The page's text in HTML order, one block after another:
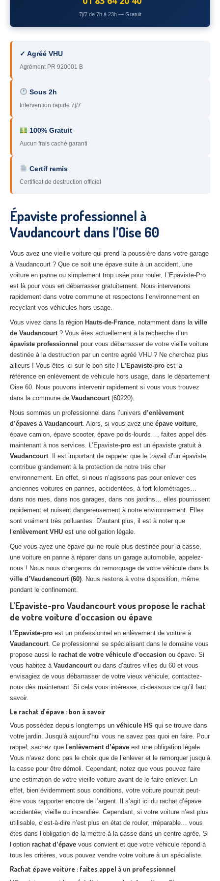
– Yvelines
92– Hauts-de-Seine
93 – Seine-Saint-Denis
94– Val-de-Marne
95 – Val d’Oise
– Essonne
89 – Yonne
51 – Marne
28– Eure-et-Loir
27– Eure
– Aube
02– Aisne
Tousles secteurs
CENTREVHU AGRÉE
Centreagréé VHU Paris 75 : casse auto avec destruction
Centre
agréé VHU 77 : casse auto avec destruction
Centre agréé VHU 78 : casse auto avec destruction
Centreagréé VHU 91 : casse auto avec destruction
Centreagréé VHU 92 : casse auto avec destruction
Centreagréé VHU 93 : casse auto avec destruction
Centreagréé VHU 94 : casse auto avec destruction
Centreagréé VHU 95 : casse auto avec destruction
DOCUMENTSÀ JOINDRE
RACHATVÉHICULES
CONTACT
01 83 64 20 40
7j/7 de 7h à 23h — Gratuit
✓ Agréé VHU
Agrément PR 920001 B
Sous 2h
Intervention rapide 7j/7
100% Gratuit
Aucun frais caché garanti
Certif remis
Certificat de destruction officiel
Épaviste professionnel à
Vaudancourt dans l’Oise 60
Vous avez une vieille voiture qui prend la poussière dans votre garage
à Vaudancourt ? Que ce soit une épave suite à un accident, une
voiture en panne ou simplement trop usée pour rouler, L’Epaviste-Pro
est là pour vous en débarrasser gratuitement. Nous intervenons
rapidement dans votre commune et respectons l’environnement en
recyclant vos véhicules hors usage.
Vous vivez dans la région Hauts-de-France, notamment dans la ville
de Vaudancourt? Vous êtes actuellement à la recherche d’un
épaviste professionnel pour vous débarrasser de votre vieille voiture
destinée à la destruction par un centre agréé VHU ? Ne cherchez plus
ailleurs ! Vous êtes ici sur le bon site ! L’Epaviste-pro est la
référence en enlèvement de véhicule hors usage, dans le département
Oise 60. Nous pouvons intervenir rapidement si vous vous trouvez
dans la commune de Vaudancourt(60220).
Nous sommes un professionnel dans l’univers d’enlèvement
d’épaves à Vaudancourt. Alors, si vous avez une épave voiture,
épave camion, épave scooter, épave poids-lourds…, faites appel dès
maintenant à nos services. L’Epaviste-pro est un épaviste gratuit à
Vaudancourt. Il est important de rappeler que le travail d’un épaviste
contribue grandement à la protection de notre très cher
environnement. En effet, si nous n’agissons pas pour enlever ces
anciennes voitures en pannes, accidentées, à fort kilométrages…
dans nos rues, dans nos garages, dans nos jardins… elles pourrissent
rapidement et nuisent dangereusement à notre environnement. Elles
sont vraiment très polluantes. D’autant plus, il est à noter que
l’enlèvement VHU est une obligation légale.
Que vous ayez une épave qui ne roule plus destinée pour la casse,
une voiture en panne à réparer dans un garage automobile, appelez-
nous ! Nous nous chargeons du remorquage de votre véhicule dans la
ville d’Vaudancourt (60). Nous restons à votre disposition, même
pendant le confinement.
L’Epaviste-pro Vaudancourt vous propose le rachat
de votre voiture d’occasion ou épave
L’ Epaviste-pro est un professionnel en enlèvement de voiture à
Vaudancourt. Ce professionnel se spécialisant dans le domaine vous
propose aussi le rachat de votre véhicule d’occasion ou épave. Si
vous habitez à Vaudancourtou dans d’autres villes du 60 et vous
envisagiez de vous débarrasser de votre vieux véhicule, contactez-
nous dès maintenant. Si cela vous intéresse, ci-dessous ce qu’il faut
savoir.
Le rachat d’épave : bon à savoir
Vous possédez depuis longtemps un véhicule HS qui se trouve dans
votre jardin. Jusqu’à aujourd’hui vous ne savez pas quoi en faire. Pour
rappel, sachez que l’enlèvement d’épave est une obligation légale.
Vous n’avez donc pas le choix que de l’enlever et le remorquer jusqu’à
la casse pour être démoli. Cependant, notez que vous pouvez faire
une estimation de votre vieille voiture avant de le faire enlever. En
effet, bien évidemment sous conditions, votre voiture pourrait peut-
être vous rapporter encore de l’argent. Il s’agit ici du rachat d’épave
accidentée, vieille ou incendiée. Cependant, si votre voiture n’est plus
utilisable, c’est-à-dire n’est plus en état de rouler, irréparable… vous
êtes dans l’obligation de la mettre à la casse dans un centre agrée. Si
l’option rachat d’épave vous convient et que votre véhicule répond à
tous les critères, vous pouvez vendre votre voiture à un spécialiste.
Rachat épave voiture : faites appel à un professionnel